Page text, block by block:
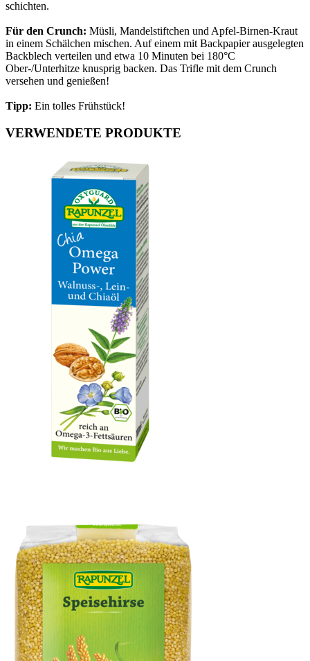
schichten.
Für den Crunch: Müsli, Mandelstiftchen und Apfel-Birnen-Kraut
in einem Schälchen mischen. Auf einem mit Backpapier ausgelegten
Backblech verteilen und etwa 10 Minuten bei 180°C
Ober-/Unterhitze knusprig backen. Das Trifle mit dem Crunch
versehen und genießen!
Tipp: Ein tolles Frühstück!
VERWENDETE PRODUKTE